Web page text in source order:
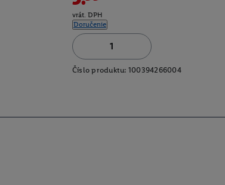
vrát. DPH
Doručenie
Číslo produktu: 100394266004